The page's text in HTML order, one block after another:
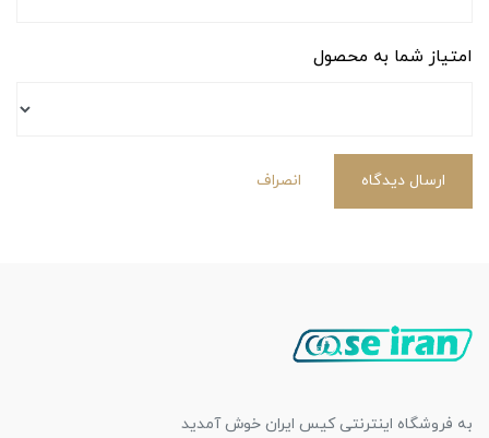
امتیاز شما به محصول
ارسال دیدگاه انصراف
به فروشگاه اینترنتی کیس ایران خوش آمدید